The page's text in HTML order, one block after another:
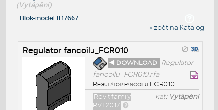
(Vytápění)
Blok-model #17667
« zpět na Katalog
Regulator fancoilu_FCR010
◄ DOWNLOAD Regulator_
fancoilu_FCR010.rfa
Regulátor fancoilu FCR010
kat: Vytápění
Revit family
RVT2017